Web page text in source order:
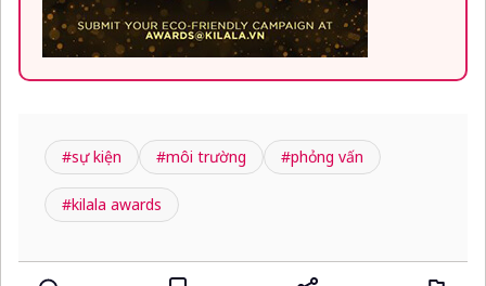
#sự kiện #môi trường #phỏng vấn
#kilala awards